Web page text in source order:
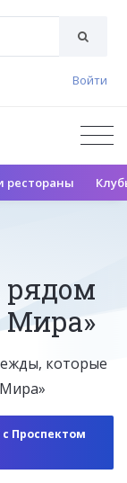
Войти
рестораны
Мира»
которые
Проспектом